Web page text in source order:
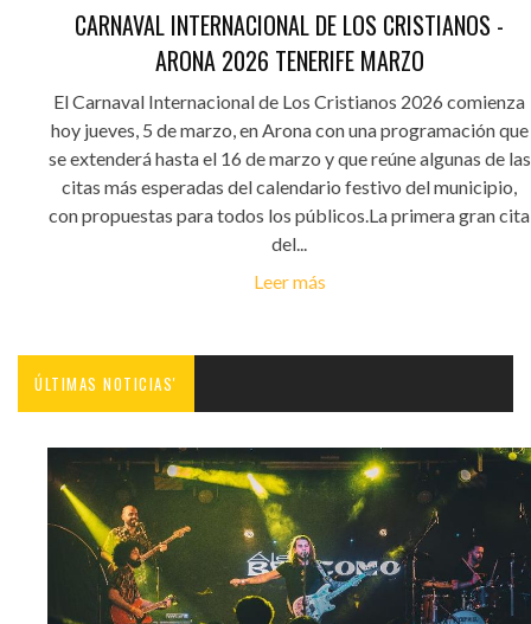
CARNAVAL INTERNACIONAL DE LOS CRISTIANOS -
ARONA 2026 TENERIFE MARZO
El Carnaval Internacional de Los Cristianos 2026 comienza
hoy jueves, 5 de marzo, en Arona con una programación que
se extenderá hasta el 16 de marzo y que reúne algunas de las
citas más esperadas del calendario festivo del municipio,
con propuestas para todos los públicos.La primera gran cita
del...
Leer más
ÚLTIMAS NOTICIAS'